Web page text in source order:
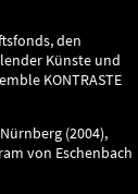
den
Künste und
KONTRASTE
(2004),
von Eschenbach